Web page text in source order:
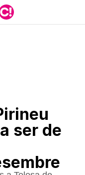
ser de